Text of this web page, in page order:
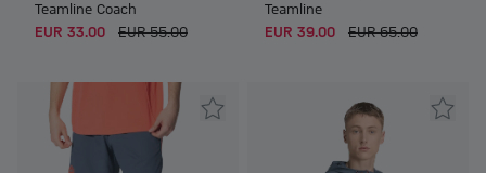
Teamline Coach
EUR 33.00
EUR 55.00
Teamline
EUR 39.00
EUR 65.00